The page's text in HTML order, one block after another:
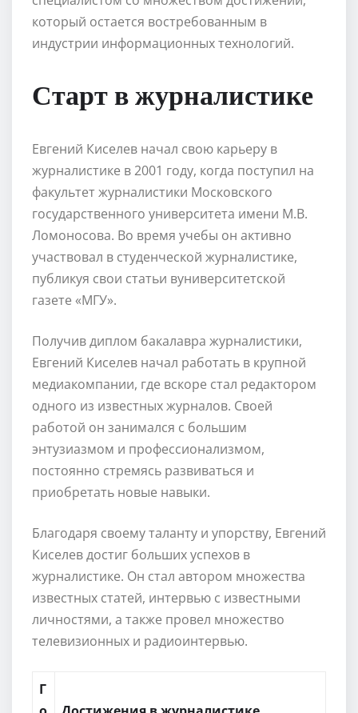
который остается востребованным в
индустрии информационных технологий.
Старт в журналистике
Евгений Киселев начал свою карьеру в
журналистике в 2001 году, когда поступил на
факультет журналистики Московского
государственного университета имени М.В.
Ломоносова. Во время учебы он активно
участвовал в студенческой журналистике,
публикуя свои статьи вуниверситетской
газете «МГУ».
Получив диплом бакалавра журналистики,
Евгений Киселев начал работать в крупной
медиакомпании, где вскоре стал редактором
одного из известных журналов. Своей
работой он занимался с большим
энтузиазмом и профессионализмом,
постоянно стремясь развиваться и
приобретать новые навыки.
Благодаря своему таланту и упорству, Евгений
Киселев достиг больших успехов в
журналистике. Он стал автором множества
известных статей, интервью с известными
личностями, а также провел множество
телевизионных и радиоинтервью.
Г